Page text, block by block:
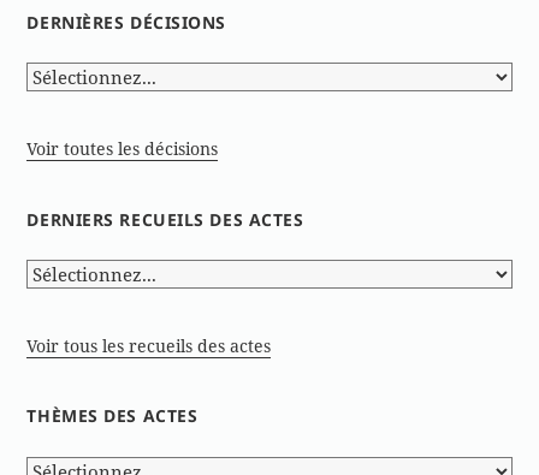
DERNIÈRES DÉCISIONS
Voir toutes les décisions
DERNIERS RECUEILS DES ACTES
Voir tous les recueils des actes
THÈMES DES ACTES